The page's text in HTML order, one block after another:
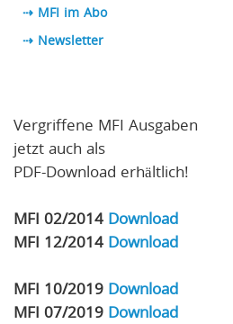
⇢ MFI im Abo
⇢ Newsletter
Vergriffene MFI Ausgaben
jetzt auch als
PDF-Download erhältlich!
MFI 02/2014 Download
MFI 12/2014 Download
MFI 10/2019 Download
MFI 07/2019 Download